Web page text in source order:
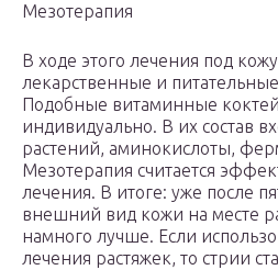
Мезотерапия
В ходе этого лечения под
лекарственные и
Подобные витаминные
индивидуально. В их состав
растений, аминокислоты,
Мезотерапия считается
лечения. В итоге: уже после
внешний вид кожи на месте
намного лучше. Если
лечения растяжек, то стрии